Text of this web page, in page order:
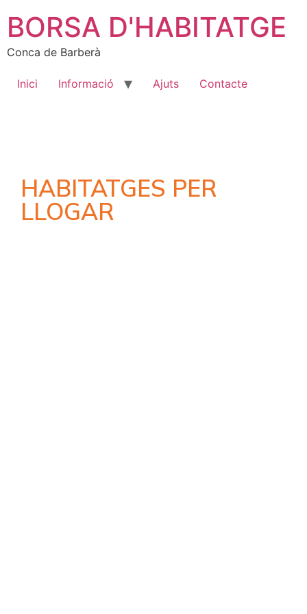
BORSA D'HABITATGE
Conca de Barberà
Inici Informació Ajuts Contacte
HABITATGES PER
LLOGAR